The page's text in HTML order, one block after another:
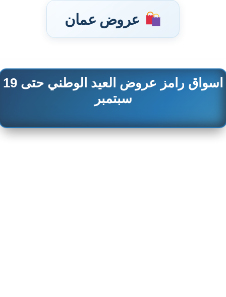
عروض عمان
تخطى
اسواق رامز عروض العيد الوطني حتى 19
سبتمبر